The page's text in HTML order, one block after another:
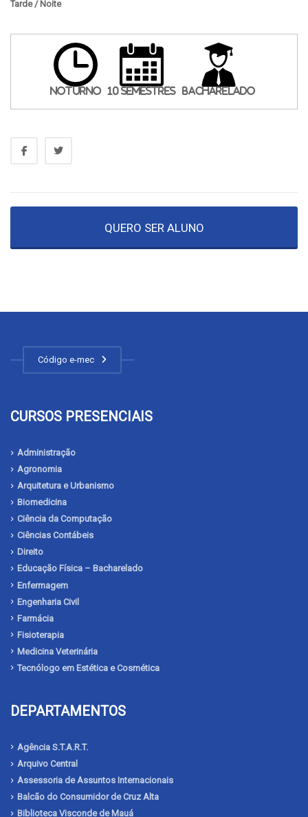
Tarde / Noite
Noturno 10 semestres Bacharelado
QUERO SER ALUNO
Código e-mec
CURSOS PRESENCIAIS
Administração
Agronomia
Arquitetura e Urbanismo
Biomedicina
Ciência da Computação
Ciências Contábeis
Direito
Educação Física – Bacharelado
Enfermagem
Engenharia Civil
Farmácia
Fisioterapia
Medicina Veterinária
Tecnólogo em Estética e Cosmética
DEPARTAMENTOS
Agência S.T.A.R.T.
Arquivo Central
Assessoria de Assuntos Internacionais
Balcão do Consumidor de Cruz Alta
Biblioteca Visconde de Mauá